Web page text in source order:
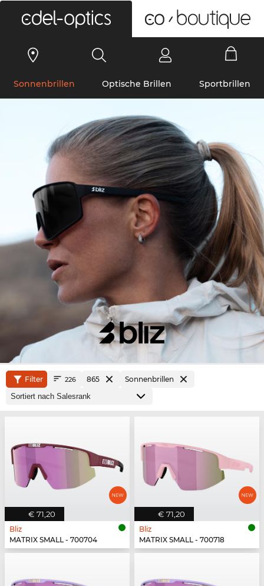
Sonnenbrillen Optische Brillen Sportbrillen
Filter 226 865 Sonnenbrillen
€ 71,20
Bliz
MATRIX SMALL - 700704
€ 71,20
Bliz
MATRIX SMALL - 700718